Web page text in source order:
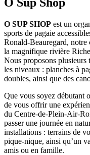
O SUP SHOP est un
sports de pagaie
Ronald-Beauregard, notre
la magnifique rivière
Nous proposons plusieurs
les niveaux : planches à
doubles, ainsi que des
Que vous soyez débutant
de vous offrir une
du Centre-de-Plein-Air-
passer une journée en
installations : terrains de
pique-nique, ainsi qu’un
amis ou en famille.